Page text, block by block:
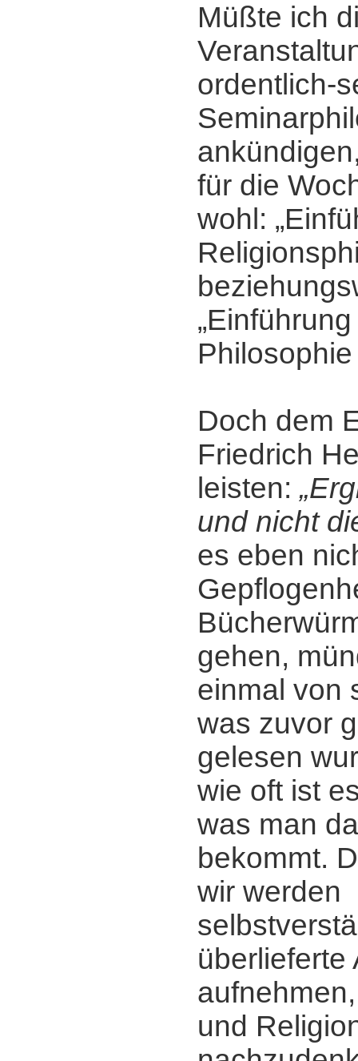
Müßte ich
ordentlich-
für die
wohl:
Doch dem
Friedrich
leisten:
und nicht
es eben
gehen,
einmal von
was zuvor
gelesen
wie oft ist
was man
bekommt.
wir werden
überlieferte
und